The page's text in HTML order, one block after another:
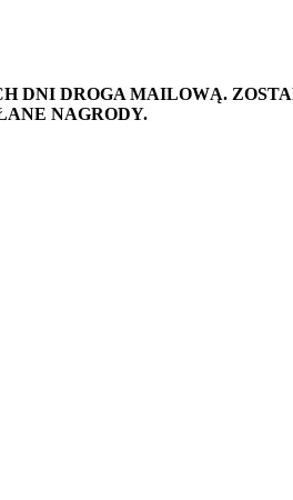
DNI DROGA MAILOWĄ.
NAGRODY.
oknie